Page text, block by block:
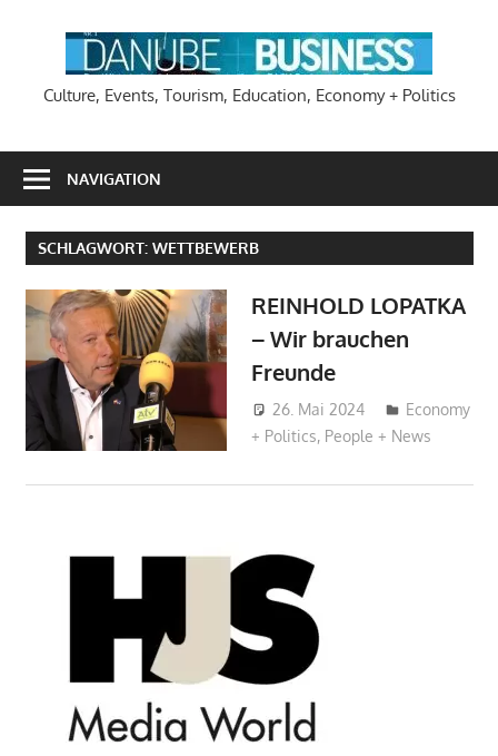
Culture, Events, Tourism, Education, Economy + Politics
NAVIGATION
SCHLAGWORT: WETTBEWERB
REINHOLD LOPATKA
– Wir brauchen
Freunde
26. Mai 2024
Hans-
Joachim
Economy
+ Politics, People + News